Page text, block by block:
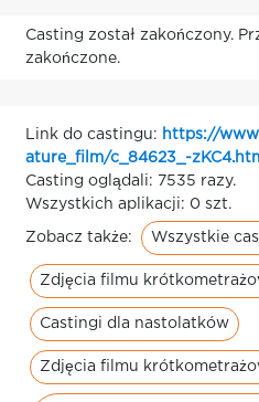
Casting został zakończony.
zakończone.
Link do castingu: https://
ature_film/c_84623_-
Casting oglądali: 7535 razy.
Wszystkich aplikacji: 0 szt.
Zobacz także: Wszystkie
Zdjęcia filmu
Castingi dla nastolatków
Zdjęcia filmu